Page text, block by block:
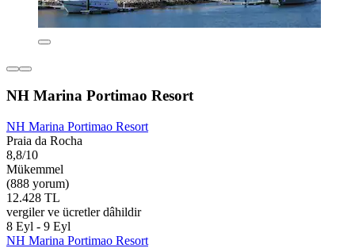
NH Marina Portimao Resort
NH Marina Portimao Resort
Praia da Rocha
8,8/10
Mükemmel
(888 yorum)
12.428 TL
vergiler ve ücretler dâhildir
8 Eyl - 9 Eyl
NH Marina Portimao Resort